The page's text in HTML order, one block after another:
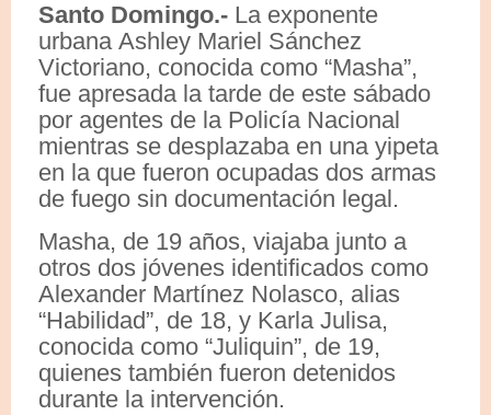
Santo Domingo.- La exponente
urbana Ashley Mariel Sánchez
Victoriano, conocida como “Masha”,
fue apresada la tarde de este sábado
por agentes de la Policía Nacional
mientras se desplazaba en una yipeta
en la que fueron ocupadas dos armas
de fuego sin documentación legal.
Masha, de 19 años, viajaba junto a
otros dos jóvenes identificados como
Alexander Martínez Nolasco, alias
“Habilidad”, de 18, y Karla Julisa,
conocida como “Juliquin”, de 19,
quienes también fueron detenidos
durante la intervención.